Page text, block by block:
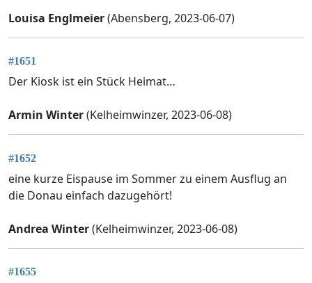
Louisa Englmeier(Abensberg, 2023-06-07)
#1651
Der Kiosk ist ein Stück Heimat…
Armin Winter(Kelheimwinzer, 2023-06-08)
#1652
eine kurze Eispause im Sommer zu einem Ausflug an
die Donau einfach dazugehört!
Andrea Winter(Kelheimwinzer, 2023-06-08)
#1655